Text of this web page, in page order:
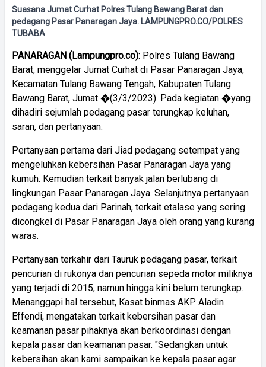
Suasana Jumat Curhat Polres Tulang Bawang Barat dan
pedagang Pasar Panaragan Jaya. LAMPUNGPRO.CO/POLRES
TUBABA
PANARAGAN (Lampungpro.co): Polres Tulang Bawang
Barat, menggelar Jumat Curhat di Pasar Panaragan Jaya,
Kecamatan Tulang Bawang Tengah, Kabupaten Tulang
Bawang Barat, Jumat �(3/3/2023). Pada kegiatan �yang
dihadiri sejumlah pedagang pasar terungkap keluhan,
saran, dan pertanyaan.
Pertanyaan pertama dari Jiad pedagang setempat yang
mengeluhkan kebersihan Pasar Panaragan Jaya yang
kumuh. Kemudian terkait banyak jalan berlubang di
lingkungan Pasar Panaragan Jaya. Selanjutnya pertanyaan
pedagang kedua dari Parinah, terkait etalase yang sering
dicongkel di Pasar Panaragan Jaya oleh orang yang kurang
waras.
Pertanyaan terkahir dari Tauruk pedagang pasar, terkait
pencurian di rukonya dan pencurian sepeda motor miliknya
yang terjadi di 2015, namun hingga kini belum terungkap.
Menanggapi hal tersebut, Kasat binmas AKP Aladin
Effendi, mengatakan terkait kebersihan pasar dan
keamanan pasar pihaknya akan berkoordinasi dengan
kepala pasar dan keamanan pasar. "Sedangkan untuk
kebersihan akan kami sampaikan ke kepala pasar agar